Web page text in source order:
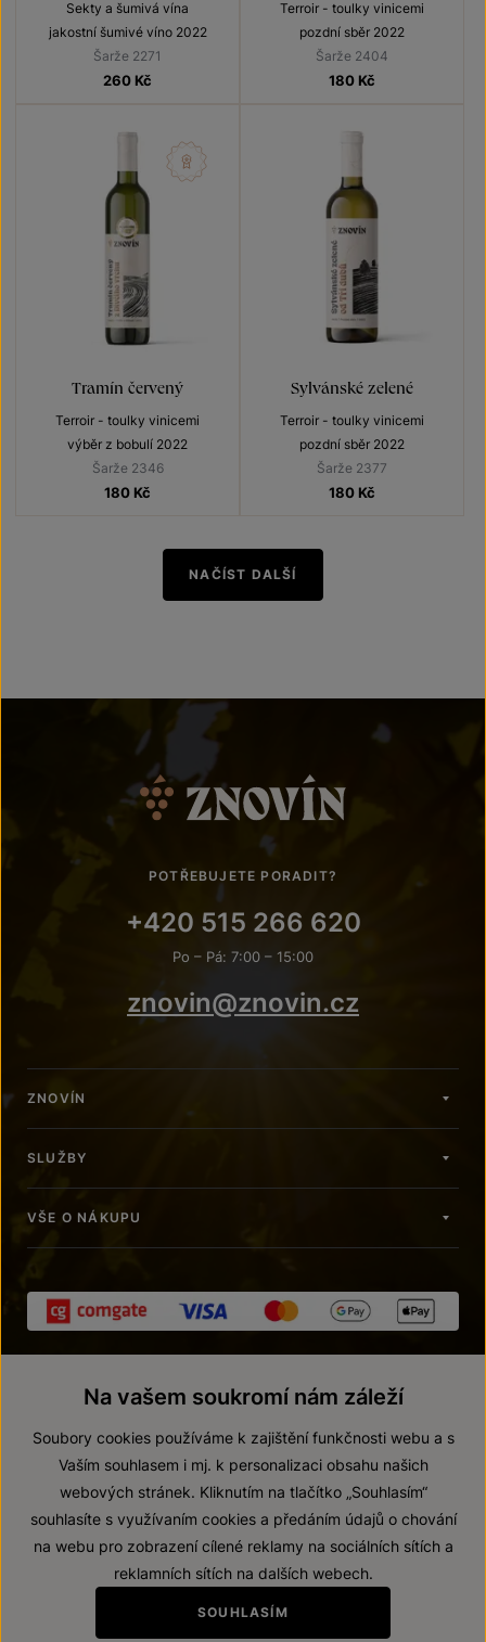
Sekty a šumivá vína
jakostní šumivé víno 2022
Šarže 2271
260 Kč
Terroir - toulky vinicemi
pozdní sběr 2022
Šarže 2404
180 Kč
Tramín červený
Terroir - toulky vinicemi
výběr z bobulí 2022
Šarže 2346
180 Kč
Sylvánské zelené
Terroir - toulky vinicemi
pozdní sběr 2022
Šarže 2377
180 Kč
NAČÍST DALŠÍ
POTŘEBUJETE PORADIT?
+420 515 266 620
Po – Pá: 7:00 – 15:00
znovin@znovin.cz
ZNOVÍN
SLUŽBY
VŠE O NÁKUPU
© 2026 ZNOVÍN ZNOJMO, a. s.
Prohlášení o přístupnosti
Zákaz prodeje alkoholických nápojů osobám mladším 18 let.
Na vašem soukromí nám záleží
Soubory cookies používáme k zajištění funkčnosti webu a s
Vaším souhlasem i mj. k personalizaci obsahu našich
webových stránek. Kliknutím na tlačítko „Souhlasím“
souhlasíte s využívaním cookies a předáním údajů o chování
na webu pro zobrazení cílené reklamy na sociálních sítích a
reklamních sítích na dalších webech.
SOUHLASÍM